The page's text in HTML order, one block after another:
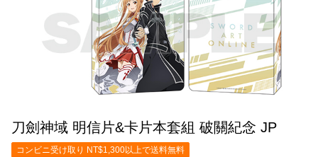
刀劍神域 明信片&卡片本套組 破關紀念 JP
コンビニ受け取り NT$1,300以上で送料無料